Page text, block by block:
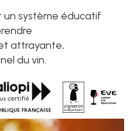
un système éducatif
attrayante,
du vin.